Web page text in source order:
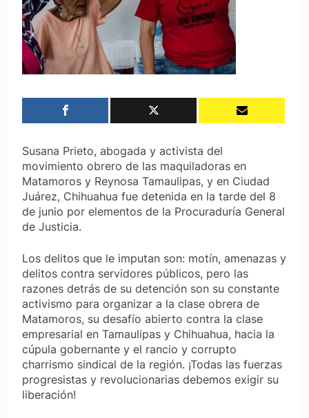
Susana Prieto, abogada y activista del
movimiento obrero de las maquiladoras en
Matamoros y Reynosa Tamaulipas, y en Ciudad
Juárez, Chihuahua fue detenida en la tarde del 8
de junio por elementos de la Procuraduría General
de Justicia.
Los delitos que le imputan son: motín, amenazas y
delitos contra servidores públicos, pero las
razones detrás de su detención son su constante
activismo para organizar a la clase obrera de
Matamoros, su desafío abierto contra la clase
empresarial en Tamaulipas y Chihuahua, hacia la
cúpula gobernante y el rancio y corrupto
charrismo sindical de la región. ¡Todas las fuerzas
progresistas y revolucionarias debemos exigir su
liberación!